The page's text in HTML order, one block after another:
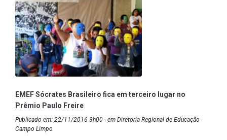
EMEF Sócrates Brasileiro fica em terceiro lugar no
Prêmio Paulo Freire
Publicado em: 22/11/2016 3h00 - em Diretoria Regional de Educação
Campo Limpo